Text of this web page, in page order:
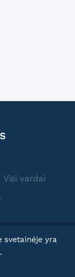
Visi vardai
svetainėje yra